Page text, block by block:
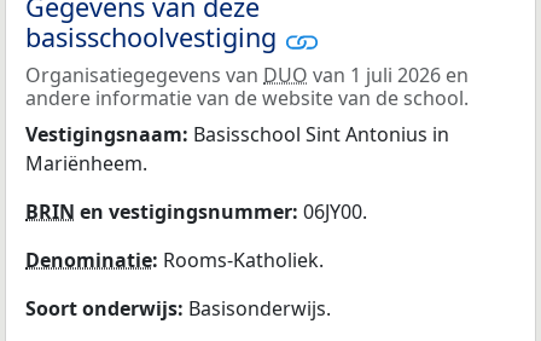
basisschoolvestiging
Organisatiegegevens van DUO van 1 juli 2026 en
andere informatie van de website van de school.
Vestigingsnaam: Basisschool Sint Antonius in
Mariënheem.
BRIN en vestigingsnummer: 06JY00.
Denominatie: Rooms-Katholiek.
Soort onderwijs: Basisonderwijs.